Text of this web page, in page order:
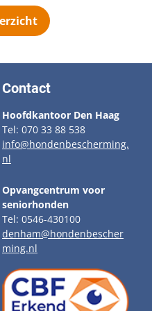
Contact
Hoofdkantoor Den Haag
Tel: 070 33 88 538
info@hondenbescherming.
nl
Opvangcentrum voor
seniorhonden
Tel: 0546-430100
denham@hondenbescher
ming.nl